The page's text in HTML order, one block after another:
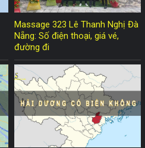
Massage 323 Lê Thanh Nghị Đà
Nẵng: Số điện thoại, giá vé,
đường đi